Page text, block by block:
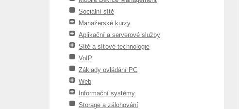
Sociální sítě
Manažerské kurzy
Aplikační a serverové služby
Sítě a síťové technologie
VoIP
Základy ovládání PC
Web
Informační systémy
Storage a zálohování